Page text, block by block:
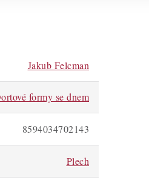
Jakub Felcman
formy se dnem
8594034702143
Plech